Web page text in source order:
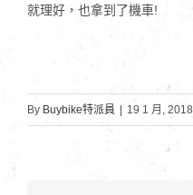
就理好，也拿到了機車!
By Buybike特派員 19 1 月, 2018